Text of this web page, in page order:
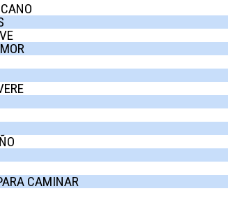
CAMINAR